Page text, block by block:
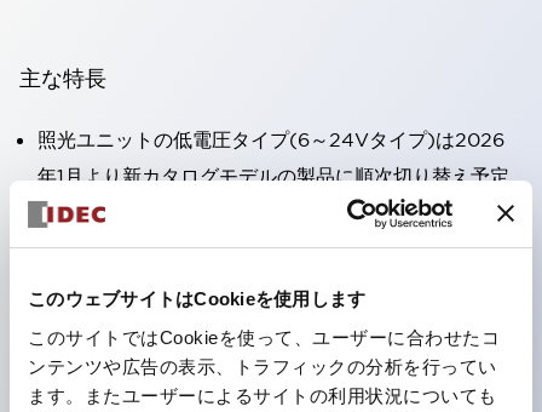
このウェブサイトはCookieを使用します
このサイトではCookieを使って、ユーザーに合わせたコ
ンテンツや広告の表示、トラフィックの分析を行ってい
ます。またユーザーによるサイトの利用状況についても
主な特長
照光ユニットの低電圧タイプ(6～24Vタイプ)は2026
年1月より新カタログモデルの製品に順次切り替え予定
高電圧タイプのLED球が搭載可能になり、ダイレクト
タイプの定格使用電圧が最大240Vまで対応可能になり
ました。
プを除く）
丸形圧着端子の配線工数を大幅に削減。